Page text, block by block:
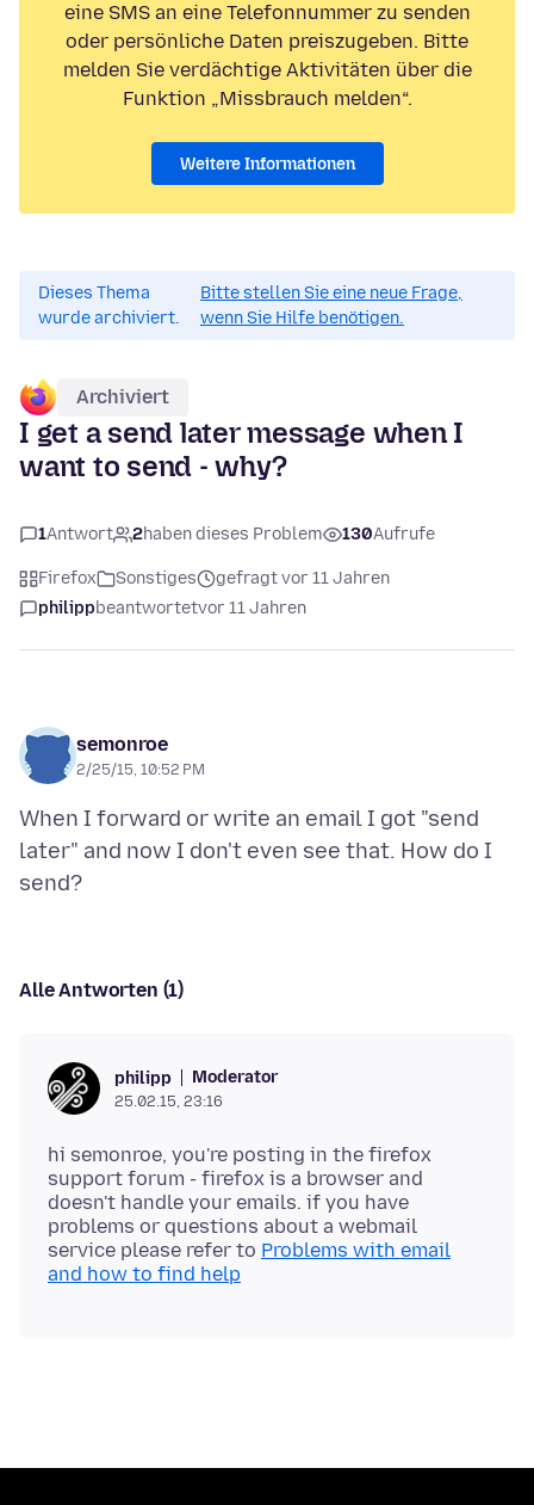
eine SMS an eine Telefonnummer zu senden
oder persönliche Daten preiszugeben. Bitte
melden Sie verdächtige Aktivitäten über die
Funktion „Missbrauch melden“.
Weitere Informationen
Dieses Thema
wurde archiviert.
Bitte stellen Sie eine neue Frage,
wenn Sie Hilfe benötigen.
Archiviert
I get a send later message when I
want to send - why?
1Antwort 2haben dieses Problem 130Aufrufe
Firefox Sonstiges
gefragt vor 11 Jahren
philippbeantwortetvor 11 Jahren
semonroe
2/25/15, 10:52 PM
When I forward or write an email I got "send
later" and now I don't even see that. How do I
Alle Antworten (1)
philipp Moderator
25.02.15, 23:16
hi semonroe, you're posting in the firefox
support forum - firefox is a browser and
doesn't handle your emails. if you have
problems or questions about a webmail
service please refer to Problems with email
and how to find help